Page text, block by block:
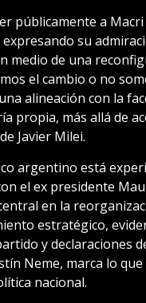
públicamente a
su
medio de una
el cambio o no
alineación con la
propia, más allá de
Javier Milei.
argentino está
el ex presidente
en la
estratégico,
y declaraciones
Neme, marca lo
nacional.